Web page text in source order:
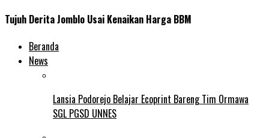
Tujuh Derita Jomblo Usai Kenaikan Harga BBM
Beranda
News
Lansia Podorejo Belajar Ecoprint Bareng Tim Ormawa
SGL PGSD UNNES